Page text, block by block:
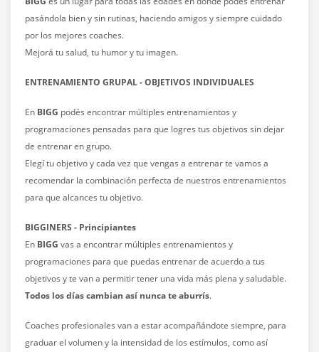
pasándola bien y sin rutinas, haciendo amigos y siempre cuidado
por los mejores coaches.
Mejorá tu salud, tu humor y tu imagen.
ENTRENAMIENTO GRUPAL - OBJETIVOS INDIVIDUALES
En BIGG podés encontrar múltiples entrenamientos y
programaciones pensadas para que logres tus objetivos sin dejar
de entrenar en grupo.
Elegí tu objetivo y cada vez que vengas a entrenar te vamos a
recomendar la combinación perfecta de nuestros entrenamientos
para que alcances tu objetivo.
BIGGINERS - Principiantes
En BIGG vas a encontrar múltiples entrenamientos y
programaciones para que puedas entrenar de acuerdo a tus
objetivos y te van a permitir tener una vida más plena y saludable.
Todos los días cambian así nunca te aburrís.
Coaches profesionales van a estar acompañándote siempre, para
graduar el volumen y la intensidad de los estímulos, como así